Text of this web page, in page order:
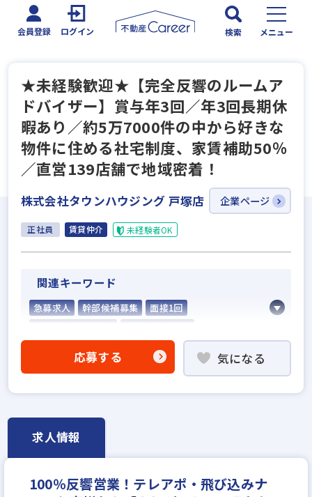
会員登録 ログイン 検索 メニュー
★未経験歓迎★【完全反響のルームア
ドバイザー】賞与年3回／年3回長期休
暇あり／約5万7000件の中から好きな
物件に住める社宅制度、家賃補助50％
／直営139店舗で地域密着！
株式会社タウンハウジング 戸塚店 企業ページ
正社員 賃貸仲介 未経験者OK
関連キーワード
急募求人 幹部候補募集
面接1回
不動産売買仲介経験者歓迎
既卒・第2新卒歓迎
成果給が充実
設立30年以上
学歴不問
宅建取引士歓迎
社宅・家賃補助あり
資格支援制度あり
応募する 気になる
求人情報
100％反響営業！テレアポ・飛び込みナ